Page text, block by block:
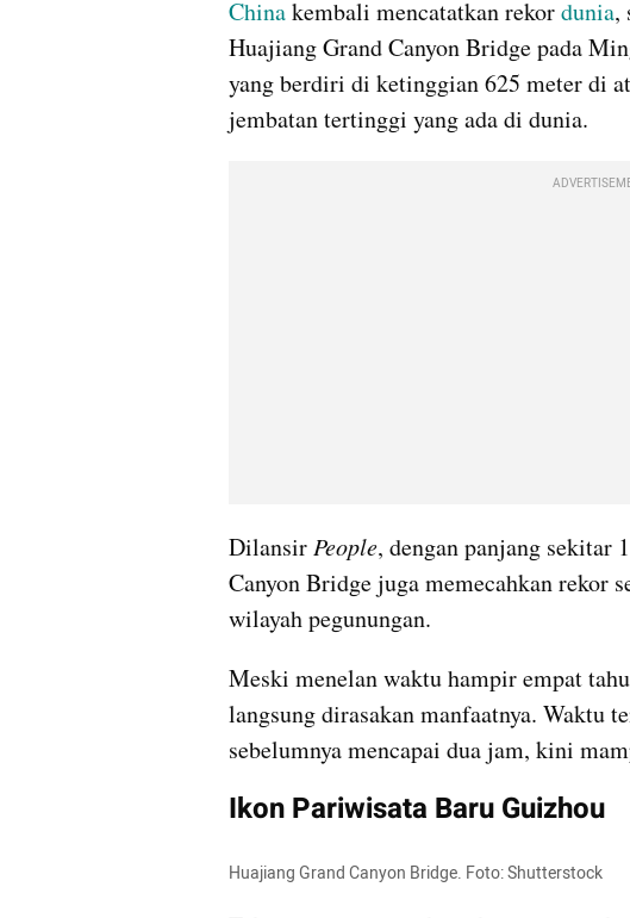
China kembali mencatatkan rekor dunia,
Huajiang Grand Canyon Bridge pada
yang berdiri di ketinggian 625 meter di
jembatan tertinggi yang ada di dunia.
Dilansir People, dengan panjang sekitar
Canyon Bridge juga memecahkan rekor
wilayah pegunungan.
Meski menelan waktu hampir empat
langsung dirasakan manfaatnya. Waktu
sebelumnya mencapai dua jam, kini
Ikon Pariwisata Baru Guizhou
Huajiang Grand Canyon Bridge. Foto: Shutterstock